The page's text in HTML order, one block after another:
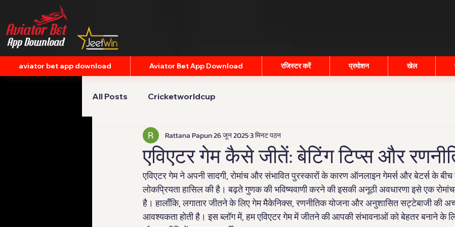
aviator bet app download Aviator Bet App Download रजिस्टर करें प्रमोशन खेल
All Posts Cricketworldcup
एविएटर गेम कैसे जीतें: बेटिंग टिप्स और
Rattana Papun26 जून 20253 मिनट पठन
एविएटर गेम ने अपनी सादगी, रोमांच और संभावित पुरस्कारों के कारण ऑनलाइन गेमर्स और बेटर्स के
लोकप्रियता हासिल की है। बढ़ते गुणक की भविष्यवाणी करने की इसकी अनूठी अवधारणा इसे एक
है। हालाँकि, लगातार जीतने के लिए गेम मैकेनिक्स, रणनीतिक योजना और अनुशासित सट्टेबाजी की
आवश्यकता होती है। इस ब्लॉग में, हम एविएटर गेम में जीतने की आपकी संभावनाओं को बेहतर बनाने के